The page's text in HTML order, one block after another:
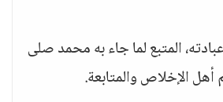
المتبع لما جاء به محمد صلى
أهل الإخلاص والمتابعة.